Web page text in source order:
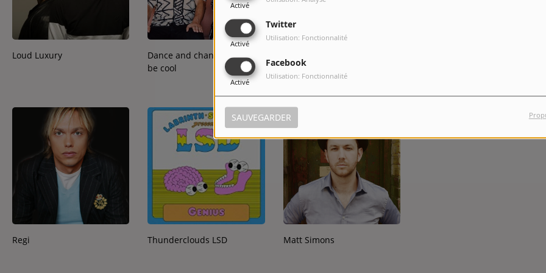
Activé
Twitter
Activé
Utilisation: Fonctionnalité
Facebook
Activé
Utilisation: Fonctionnalité
SAUVEGARDER
Loud Luxury
Dance and chant – yolanda
be cool
Regi Thunderclouds LSD Matt Simons
Kaskade